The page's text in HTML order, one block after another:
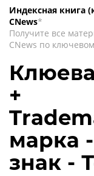
Индексная книга
CNews*
Получите все
CNews по
+
марка
знак -